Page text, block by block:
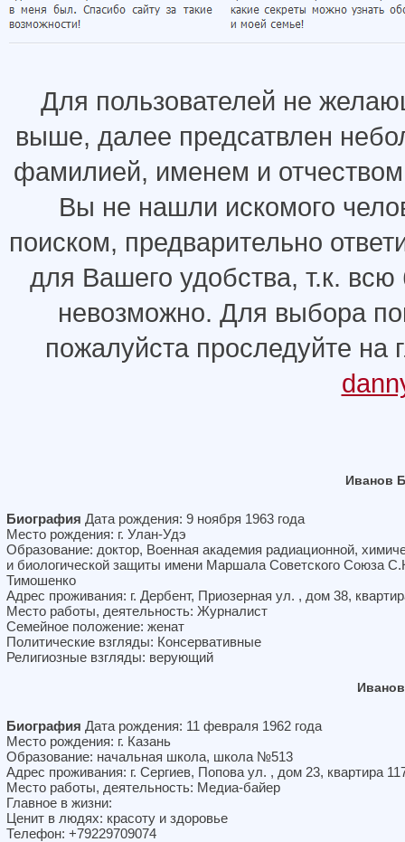
Для пользователей не
выше, далее предсатвлен
фамилией, именем и
Вы не нашли искомого
поиском, предварительно
для Вашего удобства, т.к.
невозможно. Для выбора
пожалуйста проследуйте на
Иванов
Биография Дата рождения: 9 ноября 1963 года
Место рождения: г. Улан-Удэ
Образование: доктор, Военная академия радиационной,
и биологической защиты имени Маршала Советского Союза
Тимошенко
Адрес проживания: г. Дербент, Приозерная ул. , дом 38,
Место работы, деятельность: Журналист
Семейное положение: женат
Политические взгляды: Консервативные
Религиозные взгляды: верующий
Биография Дата рождения: 11 февраля 1962 года
Место рождения: г. Казань
Образование: начальная школа, школа №513
Адрес проживания: г. Сергиев, Попова ул. , дом 23, квартира
Место работы, деятельность: Медиа-байер
Главное в жизни:
Ценит в людях: красоту и здоровье
Телефон: +79229709074